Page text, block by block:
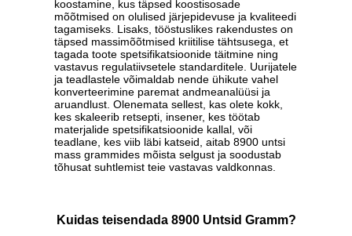
koostamine, kus täpsed koostisosade
mõõtmised on olulised järjepidevuse ja kvaliteedi
tagamiseks. Lisaks, tööstuslikes rakendustes on
täpsed massimõõtmised kriitilise tähtsusega, et
tagada toote spetsifikatsioonide täitmine ning
vastavus regulatiivsetele standarditele. Uurijatele
ja teadlastele võimaldab nende ühikute vahel
konverteerimine paremat andmeanalüüsi ja
aruandlust. Olenemata sellest, kas olete kokk,
kes skaleerib retsepti, insener, kes töötab
materjalide spetsifikatsioonide kallal, või
teadlane, kes viib läbi katseid, aitab 8900 untsi
mass grammides mõista selgust ja soodustab
tõhusat suhtlemist teie vastavas valdkonnas.
Kuidas teisendada 8900 Untsid Gramm?